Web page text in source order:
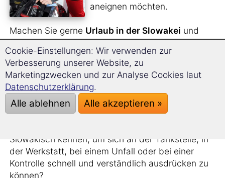
aneignen möchten.
Machen Sie gerne Urlaub in der Slowakei und
möchten für Ihre Reise dorthin gerüstet sein?
Sie suchen nach einemunentbehrlichen
Reisebegleiter, der Ihnen für alle Situationen
und Eventualitäten bei Ihrer Fahrt das nötige
sprachliche Rüstzeug zur Hand gibt?
Slowakisch kennen, um sich an der Tankstelle, in
der Werkstatt, bei einem Unfall oder bei einer
Kontrolle schnell und verständlich ausdrücken zu
können?
Cookie-Einstellungen: Wir verwenden zur
Verbesserung unserer Website, zu
Marketingzwecken und zur Analyse Cookies laut
Datenschutzerklärung.
Alle ablehnen Alle akzeptieren »